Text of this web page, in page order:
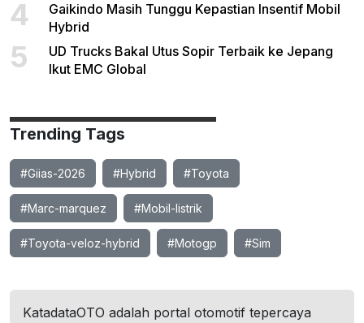
4
Gaikindo Masih Tunggu Kepastian Insentif Mobil
Hybrid
5
UD Trucks Bakal Utus Sopir Terbaik ke Jepang
Ikut EMC Global
Trending Tags
#Giias-2026 #Hybrid #Toyota
#Marc-marquez #Mobil-listrik
#Toyota-veloz-hybrid #Motogp #Sim
KatadataOTO adalah portal otomotif tepercaya